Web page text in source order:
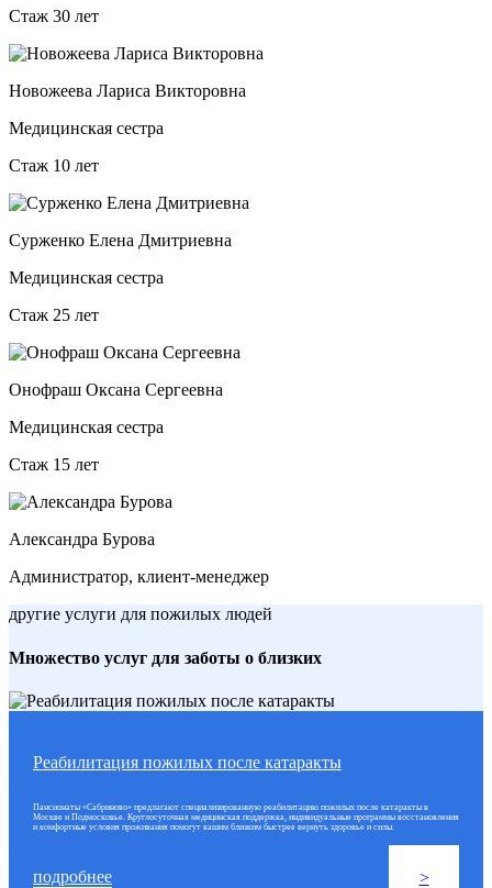
Стаж 30 лет
Новожеева Лариса Викторовна
Медицинская сестра
Стаж 10 лет
Сурженко Елена Дмитриевна
Медицинская сестра
Стаж 25 лет
Онофраш Оксана Сергеевна
Медицинская сестра
Стаж 15 лет
Александра Бурова
Администратор, клиент-менеджер
другие услуги для пожилых людей
Множество услуг для заботы о близких
Реабилитация пожилых после катаракты
Пансионаты «Сабриново» предлагают специализированную реабилитацию пожилых после катаракты в
Москве и Подмосковье. Круглосуточная медицинская поддержка, индивидуальные программы восстановления
и комфортные условия проживания помогут вашим близким быстрее вернуть здоровье и силы.
подробнее >